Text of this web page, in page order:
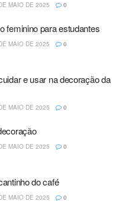
MAIO DE 2025 0
feminino para estudantes
MAIO DE 2025 0
e usar na decoração da
MAIO DE 2025 0
MAIO DE 2025 0
do café
MAIO DE 2025 0